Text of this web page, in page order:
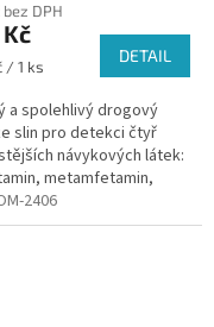
bez DPH
/ 1 ks
DETAIL
a spolehlivý drogový
slin pro detekci čtyř
návykových látek:
metamfetamin,
a opiáty. Pro
použití
2406